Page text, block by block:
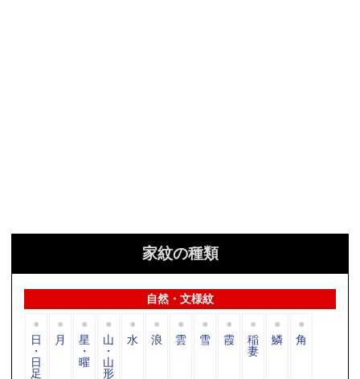
家紋の種類
自然・文様紋
日
・
日
足
月 星
・
曜
山
・
山
形
水 浪 雲 雪 霞 稲
妻
鱗 角